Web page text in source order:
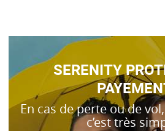
SERENITY
En cas de perte ou de
c’est très